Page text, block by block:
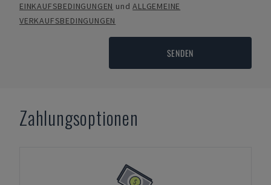
EINKAUFSBEDINGUNGEN undALLGEMEINE
VERKAUFSBEDINGUNGEN
SENDEN
Zahlungsoptionen